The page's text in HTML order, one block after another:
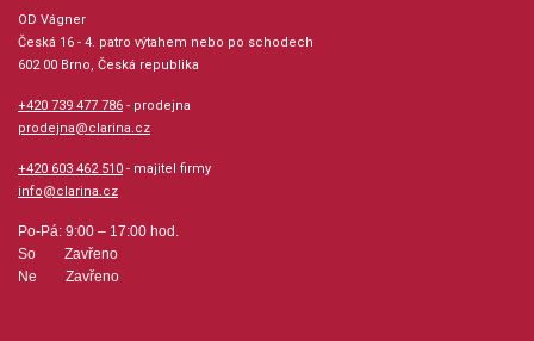
OD Vágner
Česká 16 - 4. patro výtahem nebo po schodech
602 00 Brno, Česká republika
+420 739 477 786 - prodejna
prodejna@clarina.cz
+420 603 462 510 - majitel firmy
info@clarina.cz
Po-Pá: 9:00 – 17:00 hod.
So Zavřeno
Ne Zavřeno